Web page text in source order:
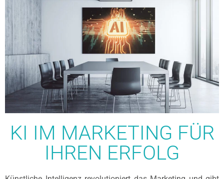
KI IM MARKETING FÜR
IHREN ERFOLG